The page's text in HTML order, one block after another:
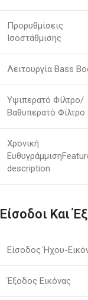
Προρυθμίσεις
Ισοστάθμισης
Λειτουργία Bass
Υψιπερατό Φίλτρο/
Βαθυπερατό Φίλτρο
Χρονική
description
Είσοδοι Και
Είσοδος Ήχου-
Έξοδος Εικόνας